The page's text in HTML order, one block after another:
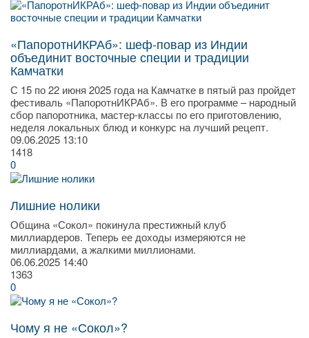
«ПапоротнИКРАб»: шеф-повар из Индии
объединит восточные специи и традиции
Камчатки
​С 15 по 22 июня 2025 года на Камчатке в пятый раз пройдет
фестиваль «ПапоротнИКРАб». В его программе – народный
сбор папоротника, мастер-классы по его приготовлению,
неделя локальных блюд и конкурс на лучший рецепт.
09.06.2025 13:10
1418
0
Лишние нолики
Община «Сокол» покинула престижный клуб
миллиардеров. Теперь ее доходы измеряются не
миллиардами, а жалкими миллионами.
06.06.2025 14:40
1363
0
Чому я не «Сокол»?